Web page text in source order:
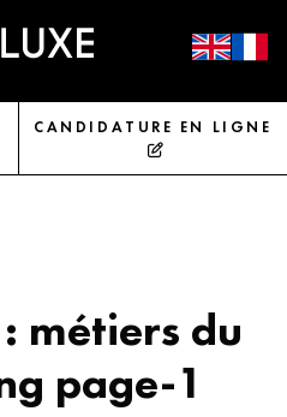
métiers du
page-1
CANDIDATURE EN LIGNE